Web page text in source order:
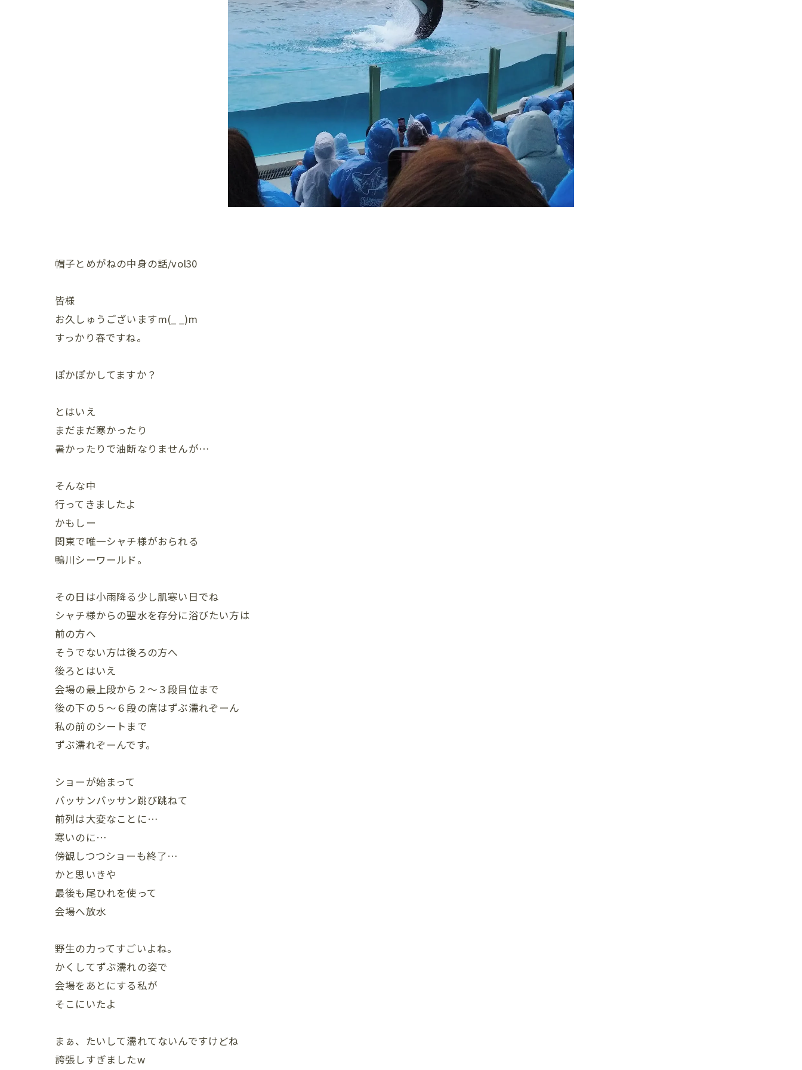
帽子とめがねの中身の話/vol30
皆様
お久しゅうございますm(_ _)m
すっかり春ですね。
ぽかぽかしてますか？
とはいえ
まだまだ寒かったり
暑かったりで油断なりませんが…
そんな中
行ってきましたよ
かもしー
関東で唯一シャチ様がおられる
鴨川シーワールド。
その日は小雨降る少し肌寒い日でね
シャチ様からの聖水を存分に浴びたい方は
前の方へ
そうでない方は後ろの方へ
後ろとはいえ
会場の最上段から２～３段目位まで
後の下の５～６段の席はずぶ濡れぞーん
私の前のシートまで
ずぶ濡れぞーんです。
ショーが始まって
バッサンバッサン跳び跳ねて
前列は大変なことに…
寒いのに…
傍観しつつショーも終了…
かと思いきや
最後も尾ひれを使って
会場へ放水
野生の力ってすごいよね。
かくしてずぶ濡れの姿で
会場をあとにする私が
そこにいたよ
まぁ、たいして濡れてないんですけどね
誇張しすぎましたw